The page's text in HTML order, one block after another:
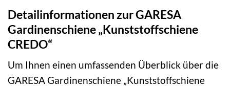
Detailinformationen zur GARESA
Gardinenschiene „Kunststoffschiene
CREDO“
Um Ihnen einen umfassenden Überblick über die
GARESA Gardinenschiene „Kunststoffschiene